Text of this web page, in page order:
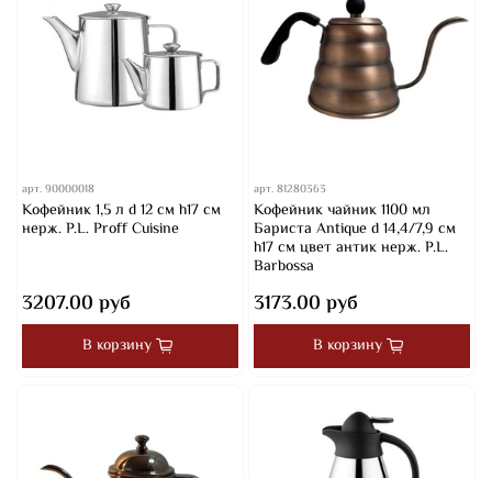
арт.90000018
Кофейник 1,5 л d 12 см h17 см
нерж. P.L. Proff Cuisine
3207.00 руб
В корзину
арт.81280363
Кофейник чайник 1100 мл
Бариста Antique d 14,4/7,9 см
h17 см цвет антик нерж. P.L.
Barbossa
3173.00 руб
В корзину